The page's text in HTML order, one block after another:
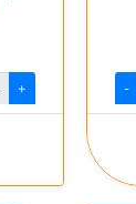
+ -